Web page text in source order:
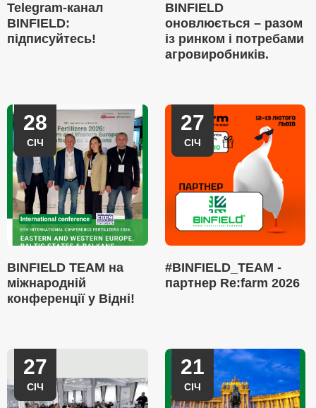
Telegram-канал
BINFIELD:
підписуйтесь!
BINFIELD
оновлюється – разом
із ринком і потребами
агровиробників.
28
СІЧ
BINFIELD TEAM на
міжнародній
конференції у Відні!
27
СІЧ
#BINFIELD_TEAM -
партнер Re:farm 2026
27
СІЧ
21
СІЧ